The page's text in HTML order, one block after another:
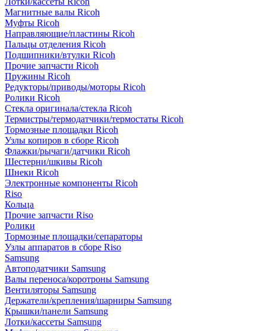
Магнитные валы Ricoh
Муфты Ricoh
Направляющие/пластины Ricoh
Пальцы отделения Ricoh
Подшипники/втулки Ricoh
Прочие запчасти Ricoh
Пружины Ricoh
Редукторы/приводы/моторы Ricoh
Ролики Ricoh
Стекла оригинала/стекла Ricoh
Термистры/термодатчики/термостаты Ricoh
Тормозные площадки Ricoh
Узлы копиров в сборе Ricoh
Флажки/рычаги/датчики Ricoh
Шестерни/шкивы Ricoh
Шнеки Ricoh
Электронные компоненты Ricoh
Riso
Кольца
Прочие запчасти Riso
Ролики
Тормозные площадки/сепараторы
Узлы аппаратов в сборе Riso
Samsung
Автоподатчики Samsung
Валы переноса/коротроны Samsung
Вентиляторы Samsung
Держатели/крепления/шарниры Samsung
Крышки/панели Samsung
Лотки/кассеты Samsung